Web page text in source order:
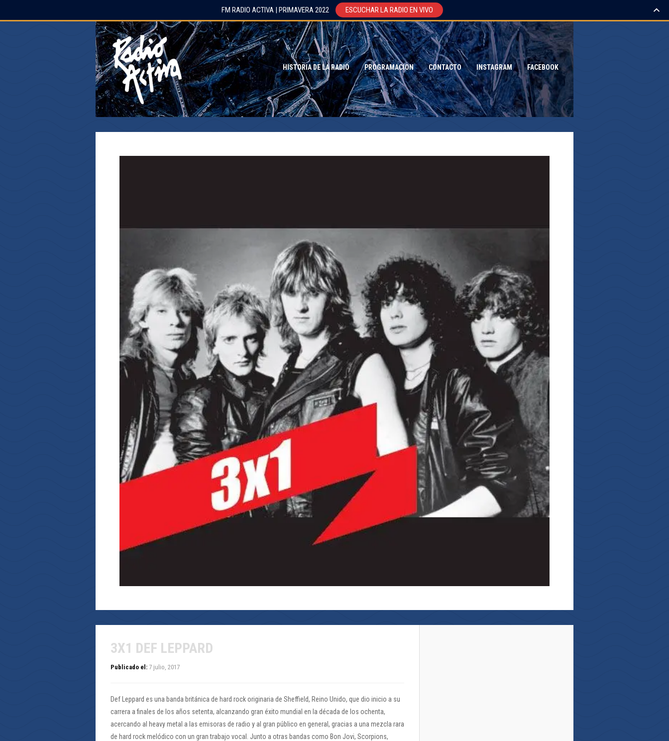
HISTORIA DE LA RADIO PROGRAMACION CONTACTO INSTAGRAM FACEBOOK
3X1 DEF LEPPARD
Publicado el: 7 julio, 2017
Def Leppard es una banda británica de hard rock originaria de Sheffield, Reino Unido, que dio inicio a su
carrera a finales de los años setenta, alcanzando gran éxito mundial en la década de los ochenta,
acercando al heavy metal a las emisoras de radio y al gran público en general, gracias a una mezcla rara
de hard rock melódico con un gran trabajo vocal. Junto a otras bandas como Bon Jovi, Scorpions,
FM RADIO ACTIVA | PRIMAVERA 2022 ESCUCHAR LA RADIO EN VIVO